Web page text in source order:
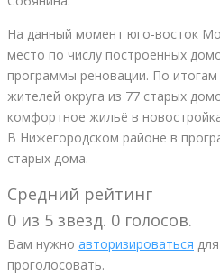
На данный момент юго-восток
место по числу построенных
программы реновации. По
жителей округа из 77 старых
комфортное жильё в
В Нижегородском районе в
старых дома.
Средний рейтинг
0 из 5 звезд. 0 голосов.
Вам нужно авторизироваться
проголосовать.